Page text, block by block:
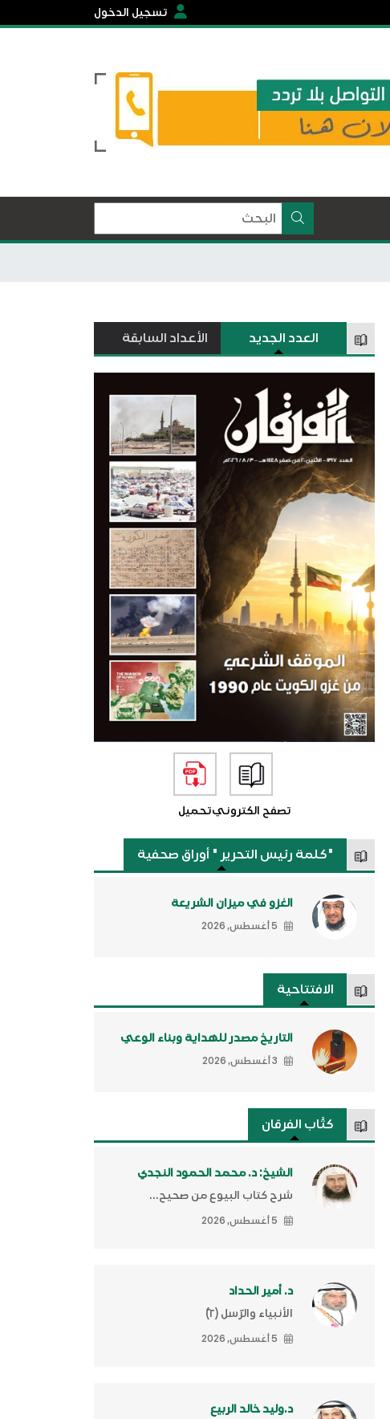
تسجيل الدخول
العدد الجديد الأعداد السابقة
تصفح الكترونيتحميل
"كلمة رئيس التحرير " أوراق صحفية
الغزو في ميزان الشريعة
5 أغسطس, 2026
الافتتاحية
التاريخ مصدر للهداية وبناء الوعي
3 أغسطس, 2026
كتَّاب الفرقان
الشيخ: د. محمد الحمود النجدي
شرح كتاب البيوع من صحيح...
5 أغسطس, 2026
د. أمير الحداد
الأنبياء والرّسل (٢)ّ
5 أغسطس, 2026
د.وليد خالد الربيع